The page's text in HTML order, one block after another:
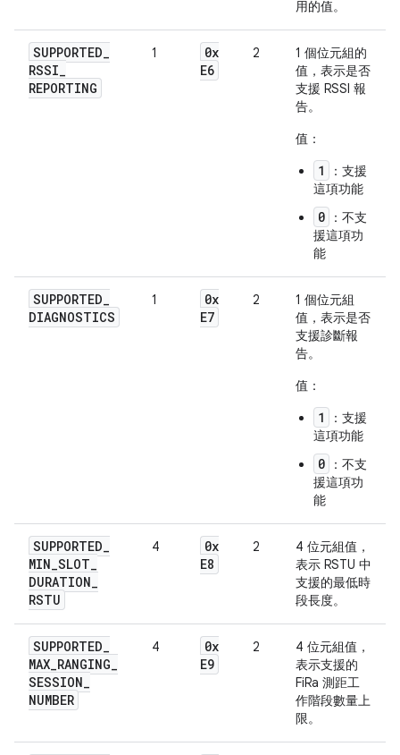
用的值。
SUPPORTED_
RSSI_
REPORTING
1
0x
E6
2
1 個位元組的
值，表示是否
支援 RSSI 報
告。
值：
1
：支援
這項功能
0
：不支
援這項功
能
SUPPORTED_
DIAGNOSTICS
1
0x
E7
2
1 個位元組
值，表示是否
支援診斷報
告。
值：
1
：支援
這項功能
0
：不支
援這項功
能
SUPPORTED_
MIN_SLOT_
DURATION_
RSTU
4
0x
E8
2
4 位元組值，
表示 RSTU 中
支援的最低時
段長度。
SUPPORTED_
MAX_RANGING_
SESSION_
NUMBER
4
0x
E9
2
4 位元組值，
表示支援的
FiRa 測距工
作階段數量上
限。